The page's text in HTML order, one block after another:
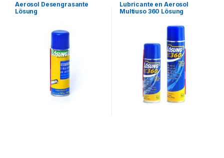
Aerosol Desengrasante
Lösung
Lubricante en Aerosol
Multiuso 360 Lösung